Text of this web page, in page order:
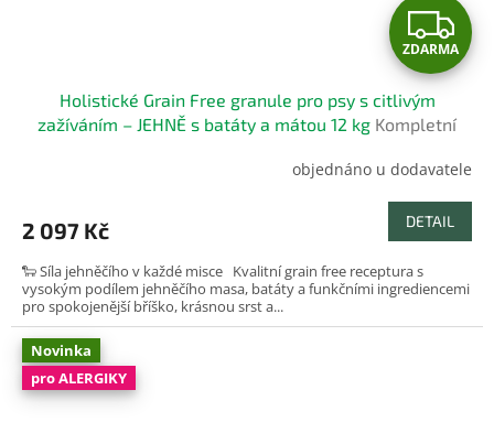
Z
D
A
R
M
A
ZDARMA
Holistické Grain Free granule pro psy s citlivým
zažíváním – JEHNĚ s batáty a mátou 12 kg Kompletní
objednáno u dodavatele
2 097 Kč DETAIL
🐑 Síla jehněčího v každé misce Kvalitní grain free receptura s
vysokým podílem jehněčího masa, batáty a funkčními ingrediencemi
pro spokojenější bříško, krásnou srst a...
Novinka
pro ALERGIKY